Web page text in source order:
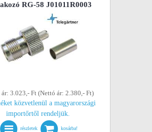
RG-58 J01011R0003
3.023,- Ft (Nettó ár: 2.380,- Ft)
közvetlenül a magyarországi
importőrtől rendeljük.
részletek kosárba!